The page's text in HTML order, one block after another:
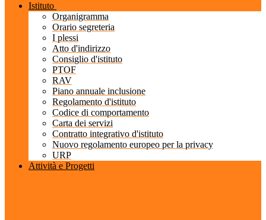
Istituto
Organigramma
Orario segreteria
I plessi
Atto d'indirizzo
Consiglio d'istituto
PTOF
RAV
Piano annuale inclusione
Regolamento d'istituto
Codice di comportamento
Carta dei servizi
Contratto integrativo d'istituto
Nuovo regolamento europeo per la privacy
URP
Attività e Progetti